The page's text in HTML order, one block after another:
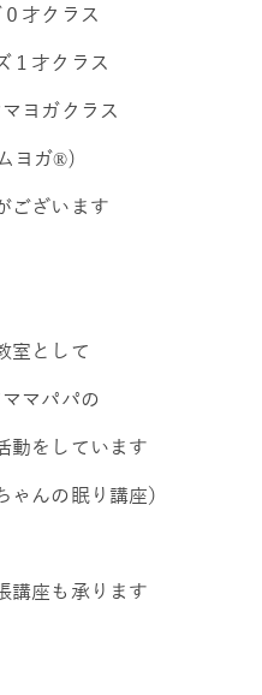
才クラス
１才クラス
ヨガクラス
ヨガ®)
ございます
室として
マパパの
動をしています
ゃんの眠り講座）
講座も承ります